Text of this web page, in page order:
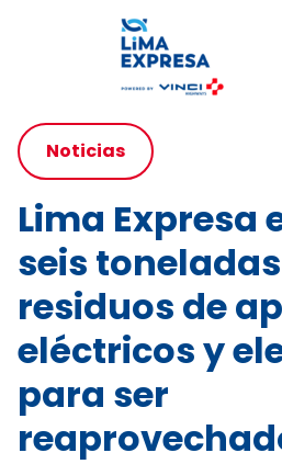
Noticias
Lima Expresa
seis
residuos de
eléctricos y
para ser